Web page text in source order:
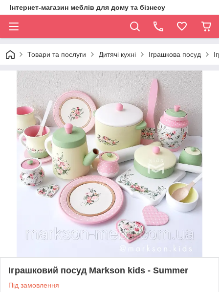
Інтернет-магазин меблів для дому та бізнесу
Товари та послуги Дитячі кухні Іграшкова посуд
Іграшковий посуд Markson kids - Summer
Під замовлення